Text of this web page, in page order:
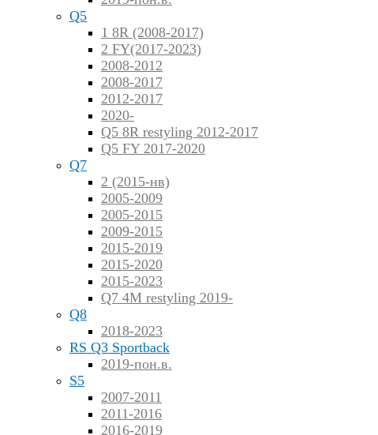
Q5
1 8R (2008-2017)
2 FY(2017-2023)
2008-2012
2008-2017
2012-2017
2020-
Q5 8R restyling 2012-2017
Q5 FY 2017-2020
Q7
2 (2015-нв)
2005-2009
2005-2015
2009-2015
2015-2019
2015-2020
2015-2023
Q7 4M restyling 2019-
Q8
2018-2023
RS Q3 Sportback
2019-пон.в.
S5
2007-2011
2011-2016
2016-2019